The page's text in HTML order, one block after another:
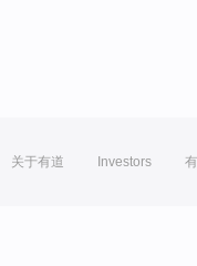
关于有道 Investors